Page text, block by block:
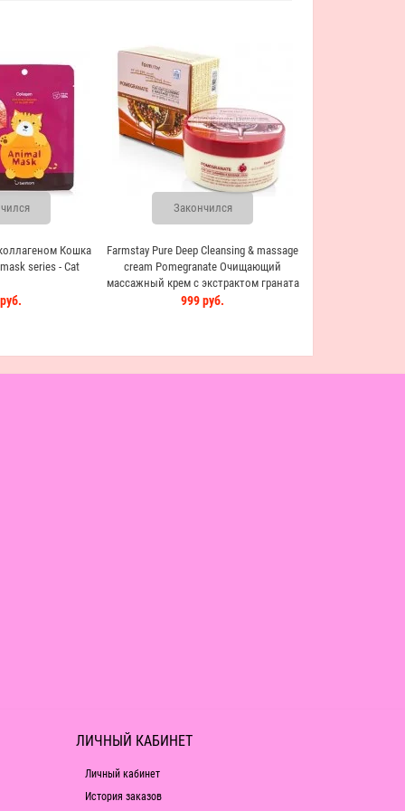
Кошка
series - Cat
Закончился
Farmstay Pure Deep Cleansing & massage
cream Pomegranate Очищающий
массажный крем с экстрактом граната
999 руб.
ЛИЧНЫЙ КАБИНЕТ
Личный кабинет
История заказов